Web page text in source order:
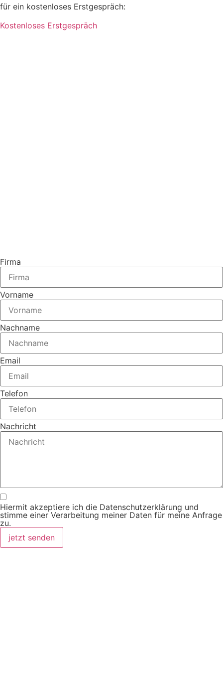
für ein kostenloses Erstgespräch:
Kostenloses Erstgespräch
Firma
Vorname
Nachname
Email
Telefon
Nachricht
Hiermit akzeptiere ich die Datenschutzerklärung und
stimme einer Verarbeitung meiner Daten für meine Anfrage
zu.
jetzt senden